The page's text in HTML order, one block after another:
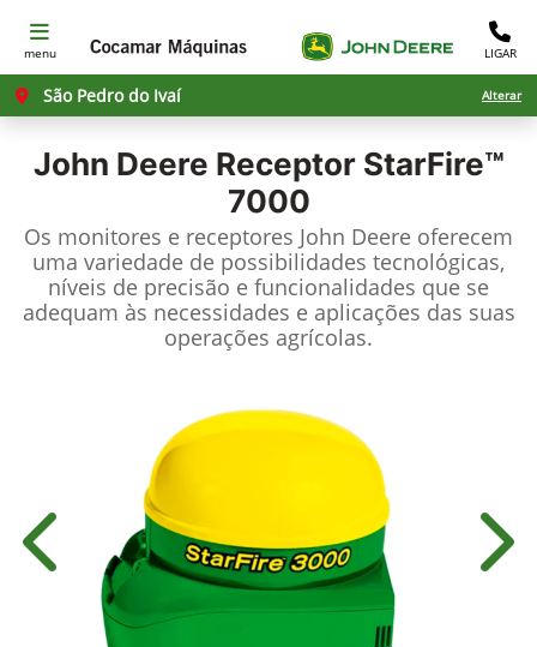
menu LIGAR
São Pedro do Ivaí Alterar
John Deere Receptor StarFire™
7000
Os monitores e receptores John Deere oferecem
uma variedade de possibilidades tecnológicas,
níveis de precisão e funcionalidades que se
adequam às necessidades e aplicações das suas
operações agrícolas.
Anterior